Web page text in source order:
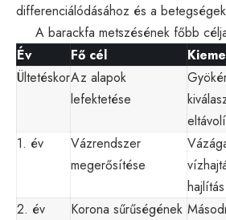
differenciálódásához és a
A barackfa metszésének főbb
Év
Fő cél
ÜltetéskorAz alapok
lefektetése
1. év
Vázrendszer
megerősítése
hajlítás
2. év
Korona sűrűségének